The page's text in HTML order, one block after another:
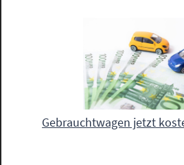
Gebrauchtwagen jetzt